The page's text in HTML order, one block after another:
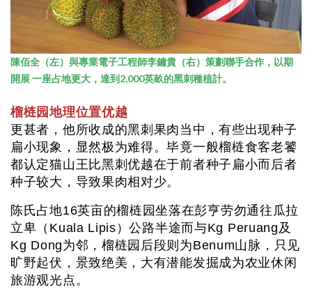
陳佰全（左）與專業電子工程師李鏞貴（右）策劃聯手合作，以期
開展 一座占地更大，達到2,000英畝的黑刺種植計。
榴梿园地理位置优越
更甚者，他所收成的黑刺果肉当中，有些出现种子
扁小现象，显然极为难得。毕竟一般榴梿食客老饕
都认定猫山王比黑刺优越在于前者种子扁小而后者
种子较大，导致果肉相对少。
陈氏占地16英亩的榴梿园坐落在彭亨劳勿通往瓜拉
立卑（Kuala Lipis）公路半途而与Kg Peruang及
Kg Dong为邻，榴梿园后段则为Benum山脉，只见
旷野起伏，景致绝美，大有潜能发掘成为农业休闲
旅游观光点。